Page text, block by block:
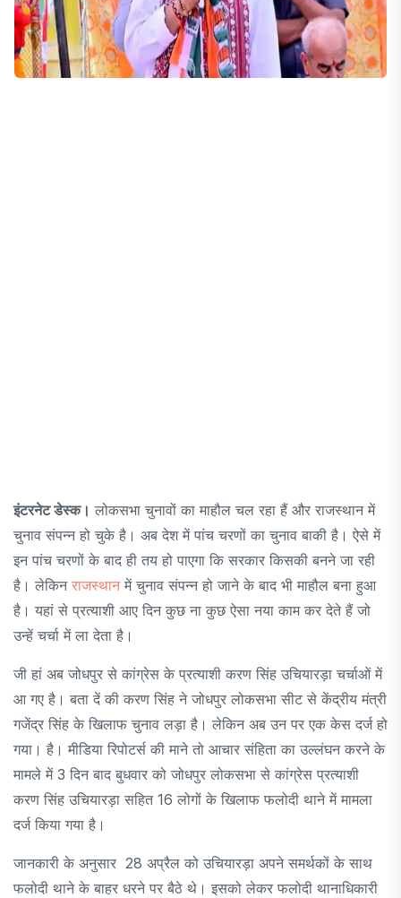
इंटरनेट डेस्क। लोकसभा चुनावों का माहौल चल रहा हैं और राजस्थान में
चुनाव संपन्न हो चुके है। अब देश में पांच चरणों का चुनाव बाकी है। ऐसे में
इन पांच चरणों के बाद ही तय हो पाएगा कि सरकार किसकी बनने जा रही
है। लेकिन राजस्थानमें चुनाव संपन्न हो जाने के बाद भी माहौल बना हुआ
है। यहां से प्रत्याशी आए दिन कुछ ना कुछ ऐसा नया काम कर देते हैं जो
उन्हें चर्चा में ला देता है।
जी हां अब जोधपुर से कांग्रेस के प्रत्याशी करण सिंह उचियारड़ा चर्चाओं में
आ गए है। बता दें की करण सिंह ने जोधपुर लोकसभा सीट से केंद्रीय मंत्री
गजेंद्र सिंह के खिलाफ चुनाव लड़ा है। लेकिन अब उन पर एक केस दर्ज हो
गया। है। मीडिया रिपोटर्स की माने तो आचार संहिता का उल्लंघन करने के
मामले में 3 दिन बाद बुधवार को जोधपुर लोकसभा से कांग्रेस प्रत्याशी
करण सिंह उचियारड़ा सहित 16 लोगों के खिलाफ फलोदी थाने में मामला
दर्ज किया गया है।
जानकारी के अनुसार 28 अप्रैल को उचियारड़ा अपने समर्थकों के साथ
फलोदी थाने के बाहर धरने पर बैठे थे। इसको लेकर फलोदी थानाधिकारी